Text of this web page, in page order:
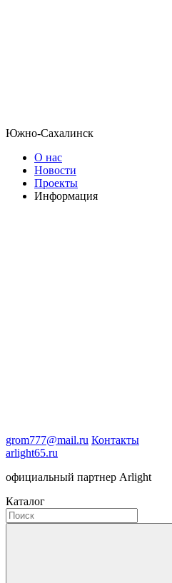
Южно-Сахалинск
О нас
Новости
Проекты
Информация
grom777@mail.ru Контакты
arlight65.ru
официальный партнер Arlight
Каталог